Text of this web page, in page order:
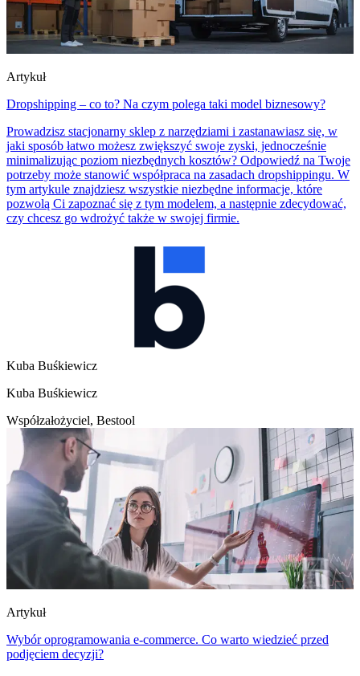
Artykuł
Dropshipping – co to? Na czym polega taki model biznesowy?
Prowadzisz stacjonarny sklep z narzędziami i zastanawiasz się, w
jaki sposób łatwo możesz zwiększyć swoje zyski, jednocześnie
minimalizując poziom niezbędnych kosztów? Odpowiedź na Twoje
potrzeby może stanowić współpraca na zasadach dropshippingu. W
tym artykule znajdziesz wszystkie niezbędne informacje, które
pozwolą Ci zapoznać się z tym modelem, a następnie zdecydować,
czy chcesz go wdrożyć także w swojej firmie.
Kuba Buśkiewicz
Kuba Buśkiewicz
Współzałożyciel, Bestool
Artykuł
Wybór oprogramowania e-commerce. Co warto wiedzieć przed
podjęciem decyzji?